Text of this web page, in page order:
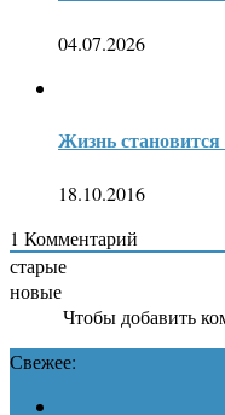
04.07.2026
Жизнь становится
18.10.2016
1 Комментарий
старые
новые
Чтобы добавить
Свежее: